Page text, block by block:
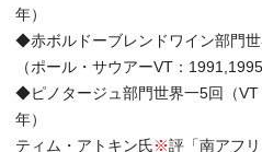
年）
◆赤ボルドーブレンドワイン部門世
（ポール・サウアーVT：
◆ピノタージュ部門世界一5回（
年）
ティム・アトキン氏 ※評「南アフ